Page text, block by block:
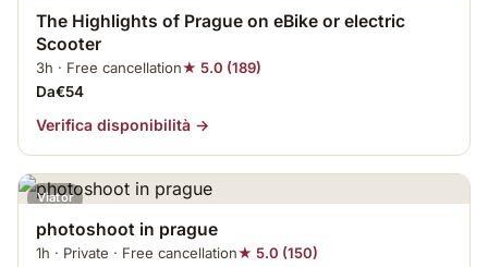
The Highlights of Prague on eBike or electric
Scooter
3h · Free cancellation★ 5.0 (189)
Da€54
Verifica disponibilità →
Viator
photoshoot in prague
1h · Private · Free cancellation★ 5.0 (150)